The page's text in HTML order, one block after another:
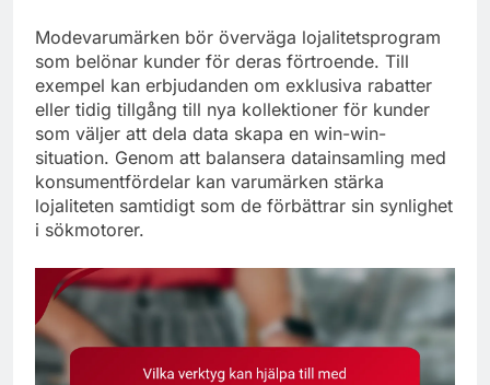
Modevarumärken bör överväga lojalitetsprogram
som belönar kunder för deras förtroende. Till
exempel kan erbjudanden om exklusiva rabatter
eller tidig tillgång till nya kollektioner för kunder
som väljer att dela data skapa en win-win-
situation. Genom att balansera datainsamling med
konsumentfördelar kan varumärken stärka
lojaliteten samtidigt som de förbättrar sin synlighet
i sökmotorer.